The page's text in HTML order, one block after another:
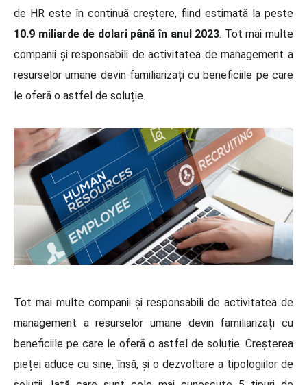
de HR este în continuă creștere, fiind estimată la peste
10.9 miliarde de dolari până în anul 2023. Tot mai multe
companii și responsabili de activitatea de management a
resurselor umane devin familiarizați cu beneficiile pe care
le oferă o astfel de soluție.
Tot mai multe companii și responsabili de activitatea de
management a resurselor umane devin familiarizați cu
beneficiile pe care le oferă o astfel de soluție. Creșterea
pieței aduce cu sine, însă, și o dezvoltare a tipologiilor de